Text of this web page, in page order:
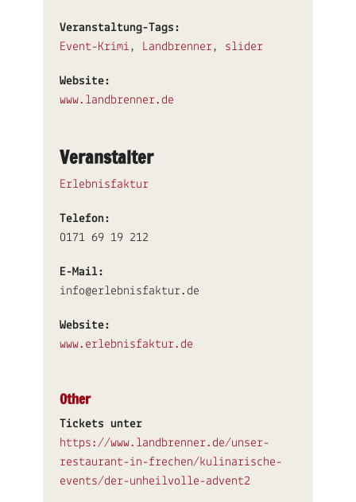
Veranstaltung-Tags:
Event-Krimi, Landbrenner, slider
Website:
www.landbrenner.de
Veranstalter
Erlebnisfaktur
Telefon:
0171 69 19 212
E-Mail:
info@erlebnisfaktur.de
Website:
www.erlebnisfaktur.de
Other
Tickets unter
https://www.landbrenner.de/unser-
restaurant-in-frechen/kulinarische-
events/der-unheilvolle-advent2